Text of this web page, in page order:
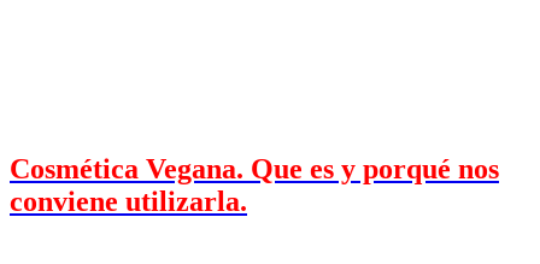
Cosmética Vegana. Que es y porqué nos
conviene utilizarla.